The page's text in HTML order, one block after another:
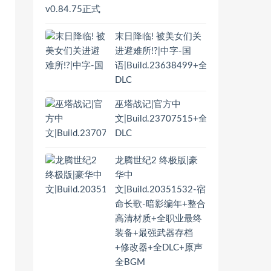
末日降临! 被美女们关
进避难所!?|中字-国
语|Build.23638499+全
DLC
巫塔战记|官方中
文|Build.23707515+全
DLC
龙腾世纪2 终极版|豪
华中
文|Build.20351532-宿
命长歌-暗影编年+整合
高清材质+全职业最终
装备+最强武器存档
+修改器+全DLC+原声
全BGM